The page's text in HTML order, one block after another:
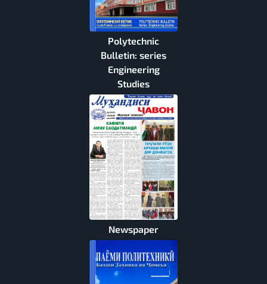
Polytechnic
Bulletin: series
Engineering
Studies
Newspaper